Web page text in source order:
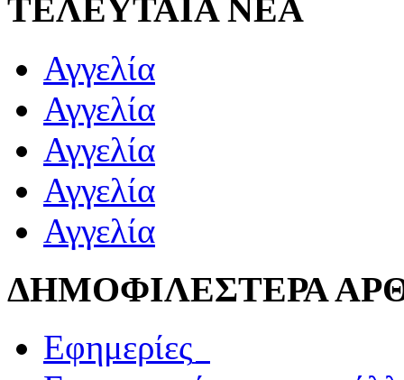
ΤΕΛΕΥΤΑΙΑ ΝΕΑ
Αγγελία
Αγγελία
Αγγελία
Αγγελία
Αγγελία
ΔΗΜΟΦΙΛΕΣΤΕΡΑ
Εφημερίες_